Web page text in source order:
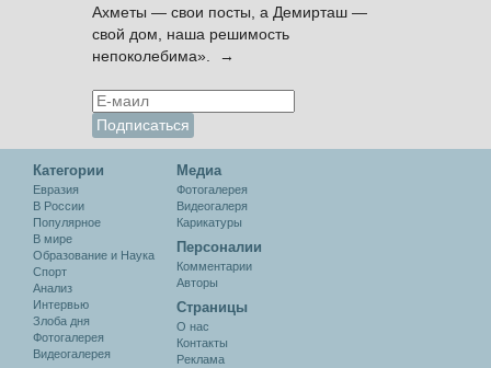
Ахметы — свои посты, а Демирташ —
свой дом, наша решимость
непоколебима». →
Категории
Евразия
В России
Популярное
В мире
Образование и Наука
Спорт
Анализ
Интервью
Злоба дня
Фотогалерея
Видеогалерея
Медиа
Фотогалерея
Видеогалеря
Карикатуры
Персоналии
Комментарии
Авторы
Cтраницы
О нас
Контакты
Реклама